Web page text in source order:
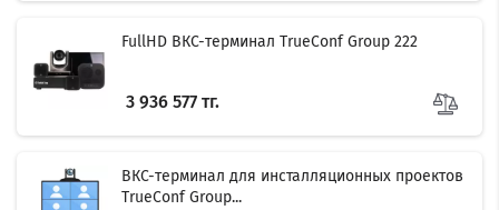
FullHD ВКС-терминал TrueConf Group 222
3 936 577 тг.
ВКС-терминал для инсталляционных проектов
TrueConf Group...